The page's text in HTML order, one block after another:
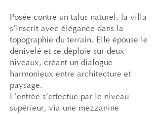
Posée contre un talus naturel, la villa
s’inscrit avec élégance dans la
topographie du terrain. Elle épouse le
dénivelé et se déploie sur deux
niveaux, créant un dialogue
harmonieux entre architecture et
paysage.
L’entrée s’effectue par le niveau
supérieur, via une mezzanine